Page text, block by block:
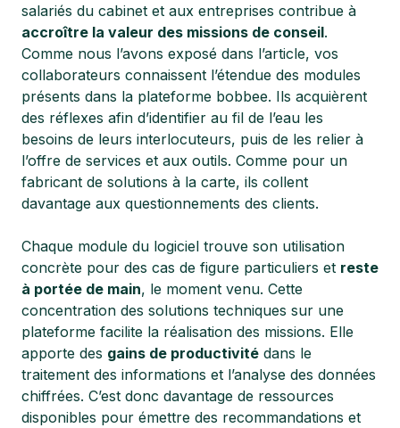
salariés du cabinet et aux entreprises contribue à
accroître la valeur des missions de conseil.
Comme nous l’avons exposé dans l’article, vos
collaborateurs connaissent l’étendue des modules
présents dans la plateforme bobbee. Ils acquièrent
des réflexes afin d’identifier au fil de l’eau les
besoins de leurs interlocuteurs, puis de les relier à
l’offre de services et aux outils. Comme pour un
fabricant de solutions à la carte, ils collent
davantage aux questionnements des clients.
Chaque module du logiciel trouve son utilisation
concrète pour des cas de figure particuliers et reste
à portée de main, le moment venu. Cette
concentration des solutions techniques sur une
plateforme facilite la réalisation des missions. Elle
apporte des gains de productivité dans le
traitement des informations et l’analyse des données
chiffrées. C’est donc davantage de ressources
disponibles pour émettre des recommandations et